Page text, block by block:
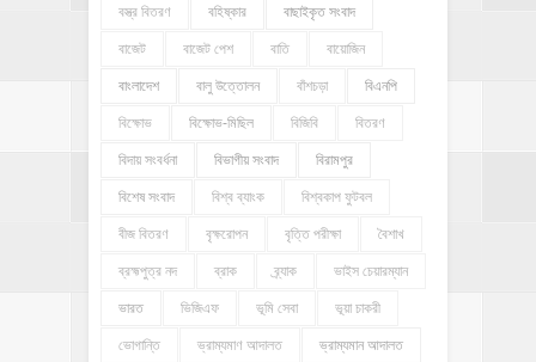
বস্ত্র বিতরণ বহিষ্কার বাছাইকৃত সংবাদ
বাজেট বাজেট পেশ বাতি বায়োজিন
বাংলাদেশ বালু উত্তোলন বাঁশচড়া বিএনপি
বিক্ষোভ বিক্ষোভ-মিছিল বিজিবি বিতরণ
বিদায় সংবর্ধনা বিভাগীয় সংবাদ বিরামপুর
বিশেষ সংবাদ বিশ্ব ব্যাংক বিশ্বকাপ ফুটবল
বীজ বিতরণ বৃক্ষরোপন বৃত্তি পরীক্ষা বৈশাখ
ব্রহ্মপুত্র নদ ব্রাক ব্র্যাক ভাইস চেয়ারম্যান
ভারত ভিজিএফ ভূমি সেবা ভূয়া চাকরী
ভোগান্তি ভ্রাম্যমাণ আদালত ভ্রাম্যমান আদালত